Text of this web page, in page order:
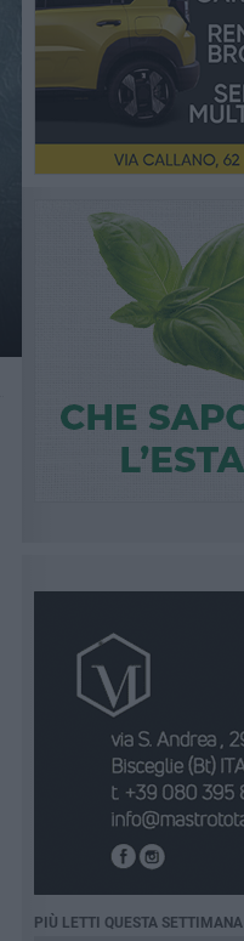
PIÙ LETTI QUESTA SETTIMANA